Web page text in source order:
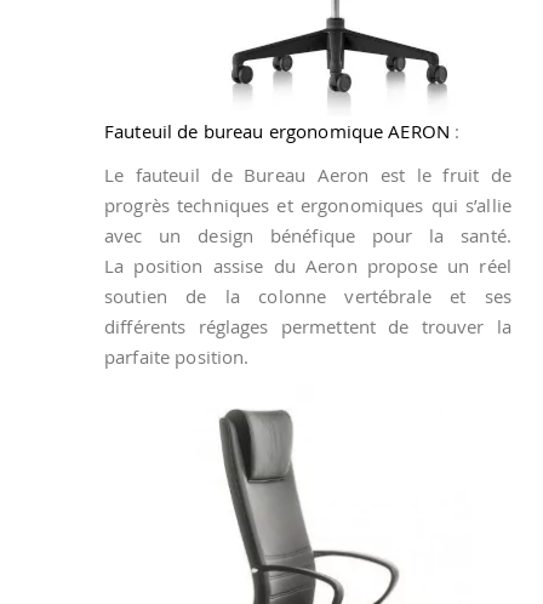
Fauteuil de bureau ergonomique AERON :
Le fauteuil de Bureau Aeron est le fruit de
progrès techniques et ergonomiques qui s’allie
avec un design bénéfique pour la santé.
La position assise du Aeron propose un réel
soutien de la colonne vertébrale et ses
différents réglages permettent de trouver la
parfaite position.